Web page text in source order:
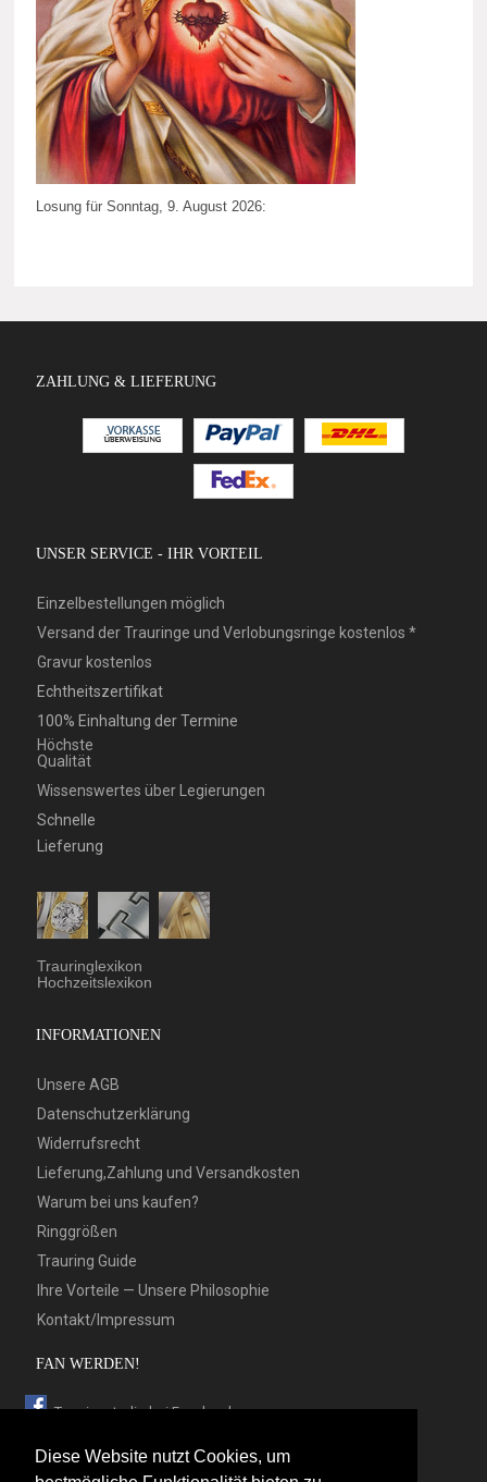
Diese Website nutzt Cookies, um
Losung für Sonntag, 9. August 2026:
ZAHLUNG & LIEFERUNG
UNSER SERVICE - IHR VORTEIL
Einzelbestellungen möglich
Versand der Trauringe und Verlobungsringe kostenlos *
Gravur kostenlos
Echtheitszertifikat
100% Einhaltung der Termine
Höchste
Qualität
Wissenswertes über Legierungen
Schnelle
Lieferung
Trauringlexikon
Hochzeitslexikon
INFORMATIONEN
Unsere AGB
Datenschutzerklärung
Widerrufsrecht
Lieferung,Zahlung und Versandkosten
Warum bei uns kaufen?
Ringgrößen
Trauring Guide
Ihre Vorteile — Unsere Philosophie
Kontakt/Impressum
FAN WERDEN!
Trauringstudio bei Facebook
Trauringstudio bei Twitter